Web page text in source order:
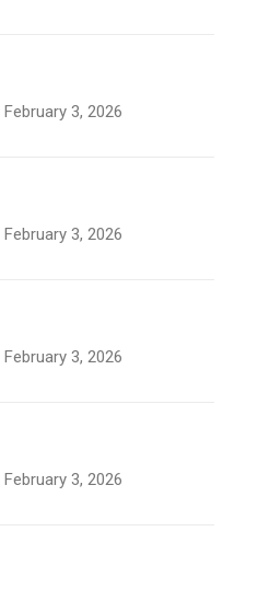
February 3, 2026
February 3, 2026
February 3, 2026
February 3, 2026